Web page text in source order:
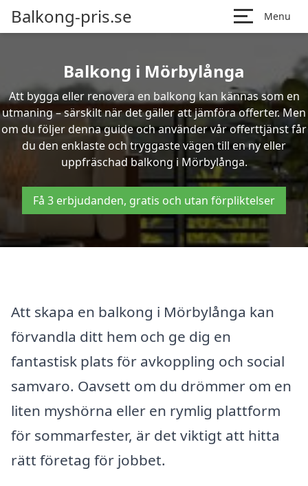
Balkong-pris.se Menu
Balkong i Mörbylånga
Att bygga eller renovera en balkong kan kännas som en
utmaning – särskilt när det gäller att jämföra offerter. Men
om du följer denna guide och använder vår offerttjänst får
du den enklaste och tryggaste vägen till en ny eller
uppfräschad balkong i Mörbylånga.
Få 3 erbjudanden, gratis och utan förpliktelser
Att skapa en balkong i Mörbylånga kan
förvandla ditt hem och ge dig en
fantastisk plats för avkoppling och social
samvaro. Oavsett om du drömmer om en
liten myshörna eller en rymlig plattform
för sommarfester, är det viktigt att hitta
rätt företag för jobbet.